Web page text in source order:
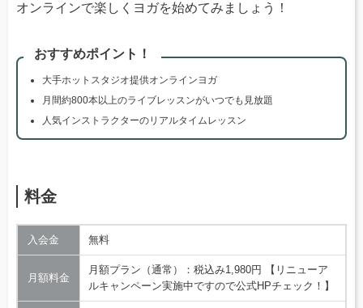
オンラインで楽しくヨガを始めてみましょう！
おすすめポイント！
大手ホットスタジオ提供オンラインヨガ
月間約800本以上のライブレッスンがいつでも見放題
人気インストラクターのリアルタイムレッスン
料金
入会金 無料
月額料金
月額プラン（通常）：税込み1,980円 【リニューア
ルキャンペーン実施中ですので公式HPチェック！】